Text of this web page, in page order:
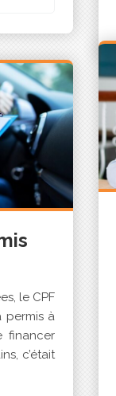
le CPF
permis à
financer
c’était